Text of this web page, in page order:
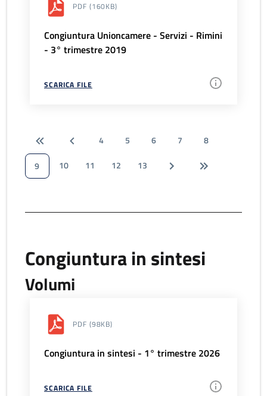
PDF (160KB)
Congiuntura Unioncamere - Servizi - Rimini
- 3° trimestre 2019
SCARICA FILE
4 5 6 7
8
9
10 11 12 13
Congiuntura in sintesi
Volumi
PDF (98KB)
Congiuntura in sintesi - 1° trimestre 2026
SCARICA FILE